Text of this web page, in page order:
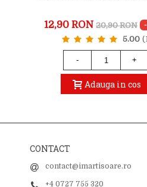
12,90 RON 20,90 RON
5.00
- +
Adauga in cos
CONTACT
contact@imartisoare.ro
+4 0727 755 320